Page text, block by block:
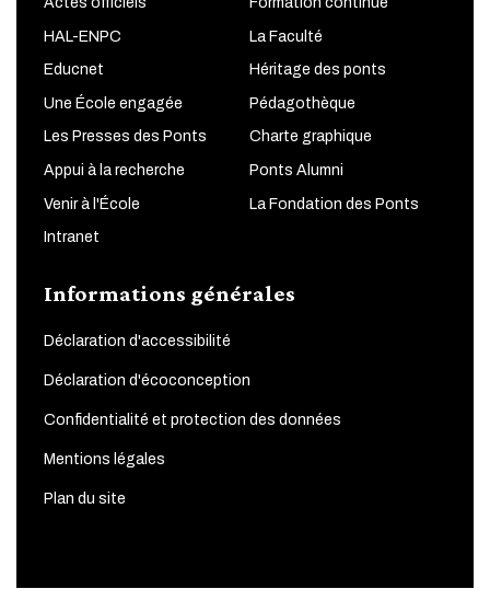
HAL-ENPC La Faculté
Educnet Héritage des ponts
Une École engagée Pédagothèque
Les Presses des Ponts Charte graphique
Appui à la recherche Ponts Alumni
Venir à l'École La Fondation des Ponts
Intranet
Informations générales
Déclaration d'accessibilité
Déclaration d'écoconception
Confidentialité et protection des données
Mentions légales
Plan du site